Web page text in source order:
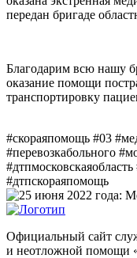
передан бригаде
Благодарим всю нашу
оказание помощи
транспортировку
#скораяпомощь #03
#перевозкабольного
#дтпскораяпомощь
Официальный сайт
и неотложной помощи